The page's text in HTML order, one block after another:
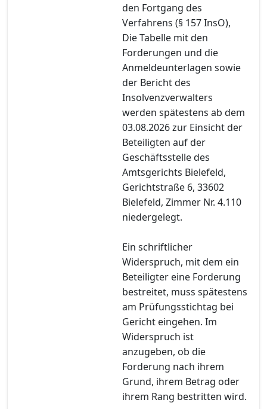
den Fortgang des
Verfahrens (§ 157 InsO),
Die Tabelle mit den
Forderungen und die
Anmeldeunterlagen sowie
der Bericht des
Insolvenzverwalters
werden spätestens ab dem
03.08.2026 zur Einsicht der
Beteiligten auf der
Geschäftsstelle des
Amtsgerichts Bielefeld,
Gerichtstraße 6, 33602
Bielefeld, Zimmer Nr. 4.110
niedergelegt.
Ein schriftlicher
Widerspruch, mit dem ein
Beteiligter eine Forderung
bestreitet, muss spätestens
am Prüfungsstichtag bei
Gericht eingehen. Im
Widerspruch ist
anzugeben, ob die
Forderung nach ihrem
Grund, ihrem Betrag oder
ihrem Rang bestritten wird.